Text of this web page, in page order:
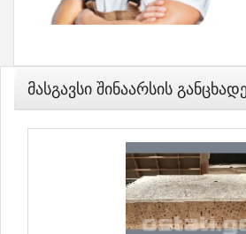
Მასგავსი Შინაარსის